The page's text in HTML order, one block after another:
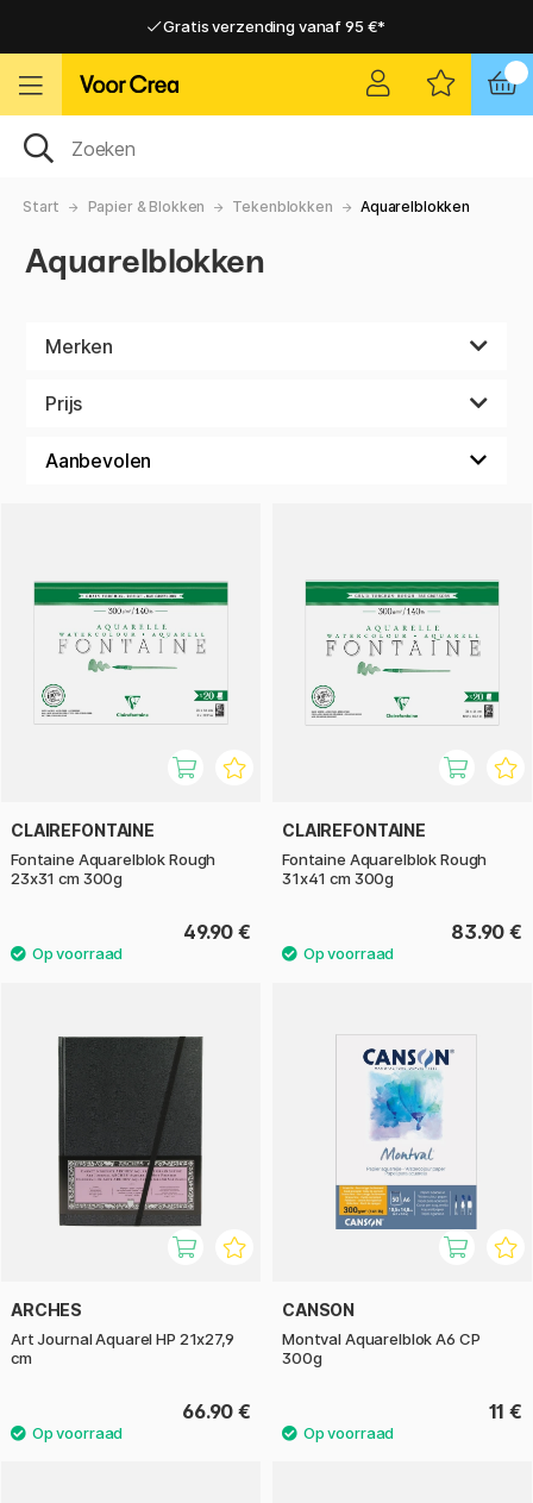
Gratis verzending vanaf 95 €*
Gratis verzending vanaf 95 €*
Start Papier & Blokken Tekenblokken Aquarelblokken
Aquarelblokken
Merken
Prijs
CLAIREFONTAINE
Fontaine Aquarelblok Rough
23x31 cm 300g
49.90 €
CLAIREFONTAINE
Fontaine Aquarelblok Rough
31x41 cm 300g
83.90 €
ARCHES
Art Journal Aquarel HP 21x27,9
cm
66.90 €
CANSON
Montval Aquarelblok A6 CP
300g
11 €